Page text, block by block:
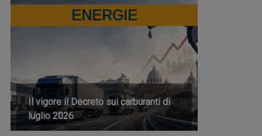
ENERGIE
Il vigore il Decreto sui carburanti di
luglio 2026